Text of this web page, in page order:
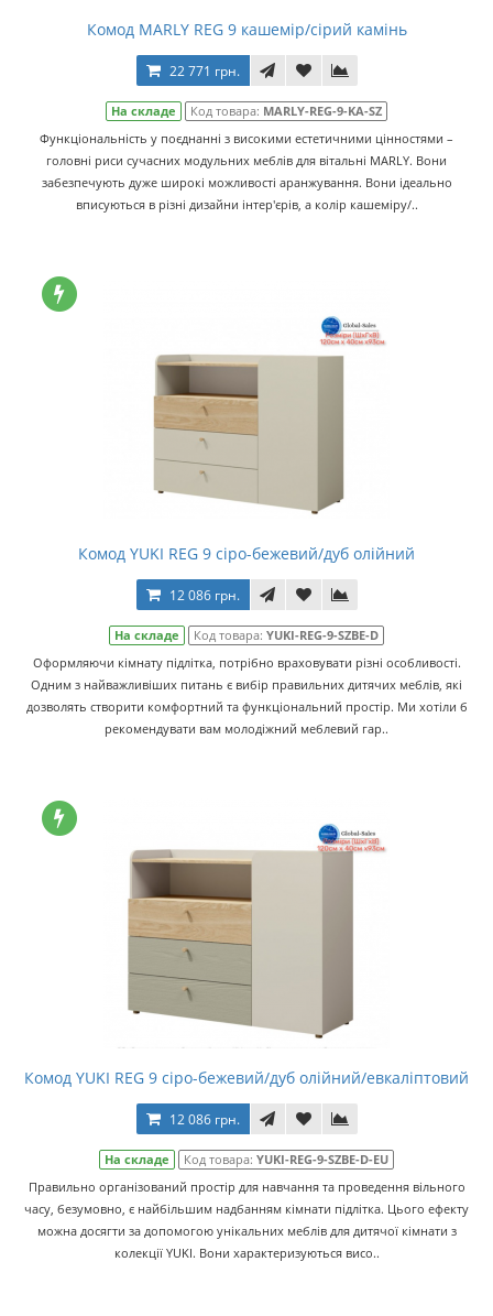
Комод MARLY REG 9 кашемір/сірий камінь
22 771 грн.
На складе Код товара: MARLY-REG-9-KA-SZ
Функціональність у поєднанні з високими естетичними цінностями –
головні риси сучасних модульних меблів для вітальні MARLY. Вони
забезпечують дуже широкі можливості аранжування. Вони ідеально
вписуються в різні дизайни інтер'єрів, а колір кашеміру/..
Комод YUKI REG 9 сіро-бежевий/дуб олійний
12 086 грн.
На складе Код товара: YUKI-REG-9-SZBE-D
Оформляючи кімнату підлітка, потрібно враховувати різні особливості.
Одним з найважливіших питань є вибір правильних дитячих меблів, які
дозволять створити комфортний та функціональний простір. Ми хотіли б
рекомендувати вам молодіжний меблевий гар..
Комод YUKI REG 9 сіро-бежевий/дуб олійний/евкаліптовий
12 086 грн.
На складе Код товара: YUKI-REG-9-SZBE-D-EU
Правильно організований простір для навчання та проведення вільного
часу, безумовно, є найбільшим надбанням кімнати підлітка. Цього ефекту
можна досягти за допомогою унікальних меблів для дитячої кімнати з
колекції YUKI. Вони характеризуються висо..